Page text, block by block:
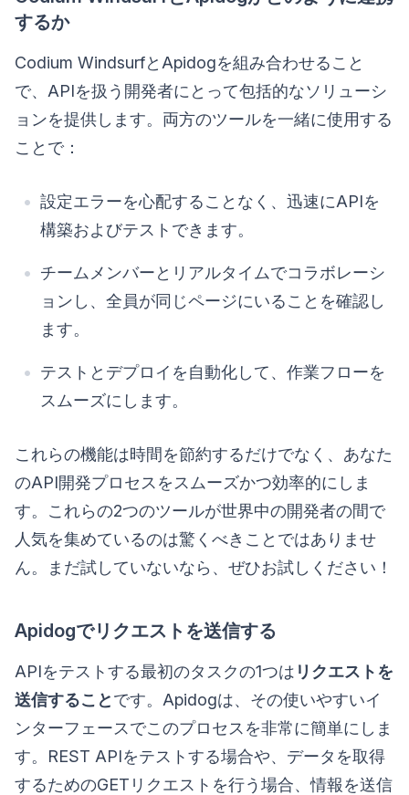
するか
Codium WindsurfとApidogを組み合わせること
で、APIを扱う開発者にとって包括的なソリューシ
ョンを提供します。両方のツールを一緒に使用する
ことで：
設定エラーを心配することなく、迅速にAPIを
構築およびテストできます。
チームメンバーとリアルタイムでコラボレーシ
ョンし、全員が同じページにいることを確認し
ます。
テストとデプロイを自動化して、作業フローを
スムーズにします。
これらの機能は時間を節約するだけでなく、あなた
のAPI開発プロセスをスムーズかつ効率的にしま
す。これらの2つのツールが世界中の開発者の間で
人気を集めているのは驚くべきことではありませ
ん。まだ試していないなら、ぜひお試しください！
Apidogでリクエストを送信する
APIをテストする最初のタスクの1つは リクエストを
送信することです。Apidogは、その使いやすいイ
ンターフェースでこのプロセスを非常に簡単にしま
す。REST APIをテストする場合や、データを取得
するためのGETリクエストを行う場合、情報を送信